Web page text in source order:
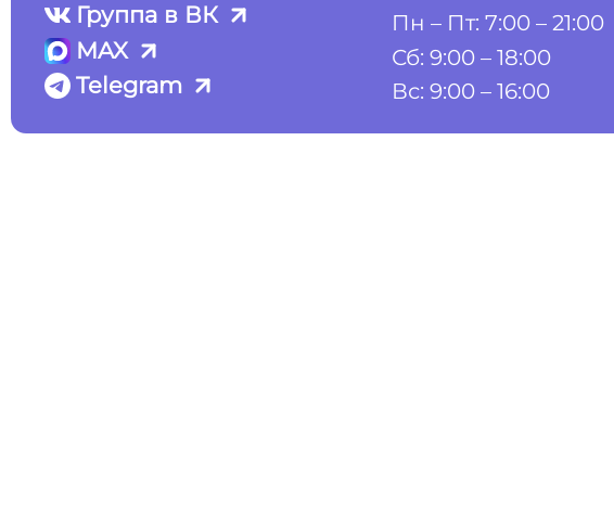
Группа в ВК
MAX
Telegram
Пн – Пт: 7:00 – 21:00
Сб: 9:00 – 18:00
Вс: 9:00 – 16:00